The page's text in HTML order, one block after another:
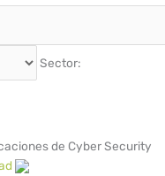
Sector:
de Cyber Security